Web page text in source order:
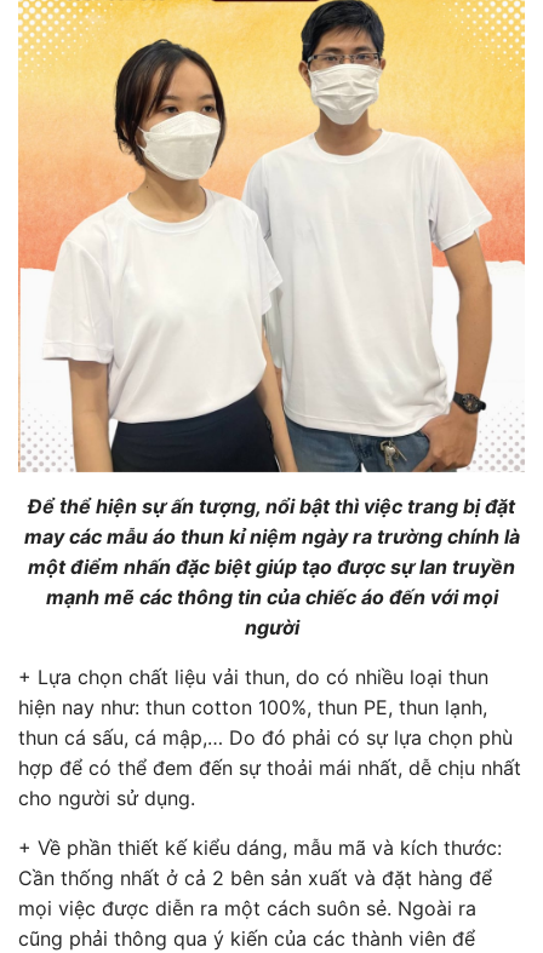
Để thể hiện sự ấn tượng, nổi bật thì việc trang bị đặt
may các mẫu áo thun kỉ niệm ngày ra trường chính là
một điểm nhấn đặc biệt giúp tạo được sự lan truyền
mạnh mẽ các thông tin của chiếc áo đến với mọi
người
+ Lựa chọn chất liệu vải thun, do có nhiều loại thun
hiện nay như: thun cotton 100%, thun PE, thun lạnh,
thun cá sấu, cá mập,… Do đó phải có sự lựa chọn phù
hợp để có thể đem đến sự thoải mái nhất, dễ chịu nhất
cho người sử dụng.
+ Về phần thiết kế kiểu dáng, mẫu mã và kích thước:
Cần thống nhất ở cả 2 bên sản xuất và đặt hàng để
mọi việc được diễn ra một cách suôn sẻ. Ngoài ra
cũng phải thông qua ý kiến của các thành viên để